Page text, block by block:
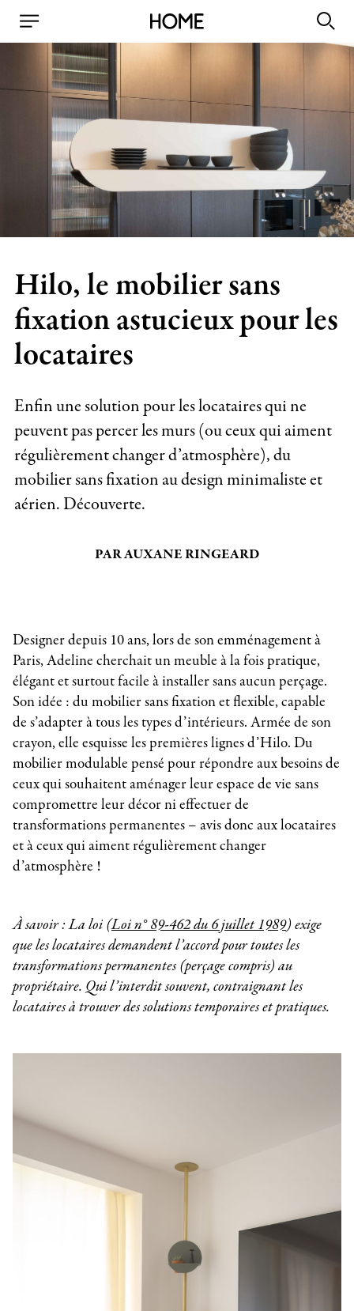
Hilo, le mobilier sans
fixation astucieux pour les
locataires
Enfin une solution pour les locataires qui ne
peuvent pas percer les murs (ou ceux qui aiment
régulièrement changer d’atmosphère), du
mobilier sans fixation au design minimaliste et
aérien. Découverte.
PAR AUXANE RINGEARD
Designer depuis 10 ans, lors de son emménagement à
Paris, Adeline cherchait un meuble à la fois pratique,
élégant et surtout facile à installer sans aucun perçage.
Son idée : du mobilier sans fixation et flexible, capable
de s’adapter à tous les types d’intérieurs. Armée de son
crayon, elle esquisse les premières lignes d’Hilo. Du
mobilier modulable pensé pour répondre aux besoins de
ceux qui souhaitent aménager leur espace de vie sans
compromettre leur décor ni effectuer de
transformations permanentes – avis donc aux locataires
et à ceux qui aiment régulièrement changer
d’atmosphère !
À savoir : La loi (Loi n° 89-462 du 6 juillet 1989) exige
que les locataires demandent l’accord pour toutes les
transformations permanentes (perçage compris) au
propriétaire. Qui l’interdit souvent, contraignant les
locataires à trouver des solutions temporaires et pratiques.